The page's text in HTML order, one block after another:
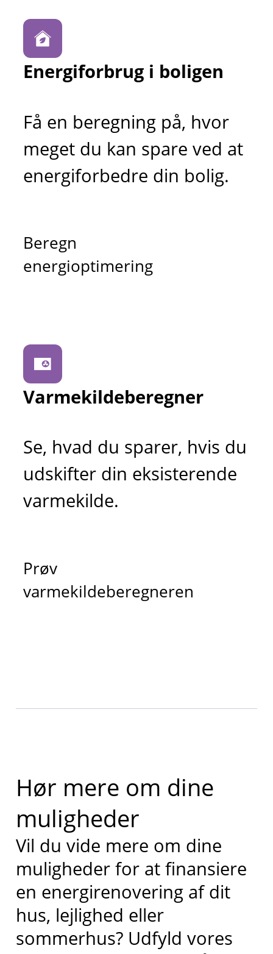
Energiforbrug i boligen
Få en beregning på, hvor
meget du kan spare ved at
energiforbedre din bolig.
Beregn
energioptimering
Varmekildeberegner
Se, hvad du sparer, hvis du
udskifter din eksisterende
varmekilde.
Prøv
varmekildeberegneren
Hør mere om dine
muligheder
Vil du vide mere om dine
muligheder for at finansiere
en energirenovering af dit
hus, lejlighed eller
sommerhus? Udfyld vores